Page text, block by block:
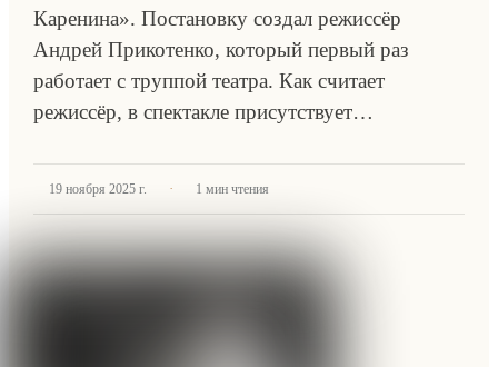
Каренина». Постановку создал режиссёр
Андрей Прикотенко, который первый раз
работает с труппой театра. Как считает
режиссёр, в спектакле присутствует…
19 ноября 2025 г. · 1 мин чтения